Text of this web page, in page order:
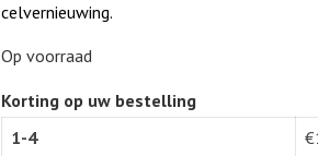
celvernieuwing.
Op voorraad
Korting op uw bestelling
1-4
€